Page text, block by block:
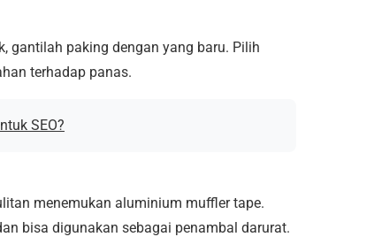
gantilah paking dengan yang baru. Pilih
terhadap panas.
SEO?
menemukan aluminium muffler tape.
bisa digunakan sebagai penambal darurat.